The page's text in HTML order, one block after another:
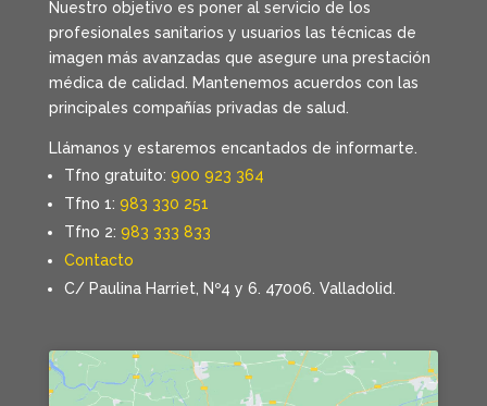
Nuestro objetivo es poner al servicio de los
profesionales sanitarios y usuarios las técnicas de
imagen más avanzadas que asegure una prestación
médica de calidad. Mantenemos acuerdos con las
principales compañías privadas de salud.
Llámanos y estaremos encantados de informarte.
Tfno gratuito: 900 923 364
Tfno 1: 983 330 251
Tfno 2: 983 333 833
Contacto
C/ Paulina Harriet, Nº4 y 6. 47006. Valladolid.